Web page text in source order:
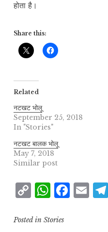
होता है।
Share this:
Related
नटखट भोलू
September 25, 2018
In "Stories"
नटखट बालक भोलू
May 7, 2018
Similar post
C
p
W
at
F
E
Posted in Stories